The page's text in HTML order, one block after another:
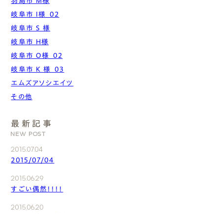
岐阜市 I様_02
岐阜市 S 様
岐阜市 H様
岐阜市 O様_02
岐阜市 K 様_03
エムズアソシエイツ
その他
最新記事
NEW POST
2015.07.04
2015/07/04
2015.06.29
すごい偶然！！！！
2015.06.20